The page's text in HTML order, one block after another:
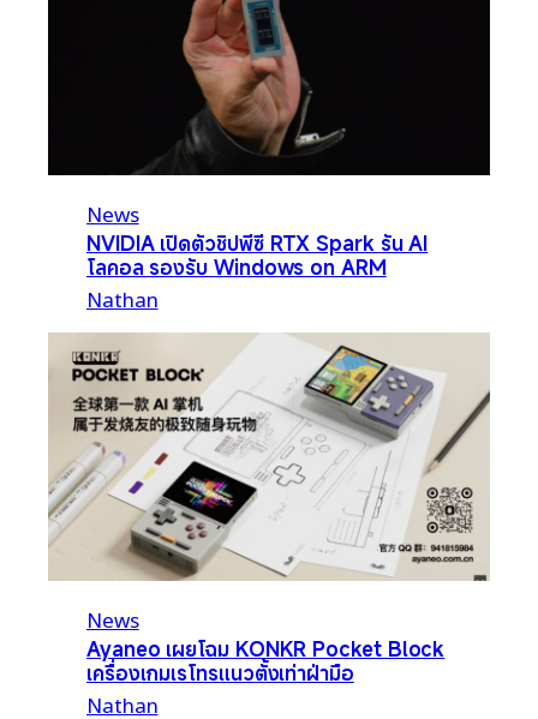
News
NVIDIA เปิดตัวชิปพีซี RTX Spark รัน AI
โลคอล รองรับ Windows on ARM
Nathan
News
Ayaneo เผยโฉม KONKR Pocket Block
เครื่องเกมเรโทรแนวตั้งเท่าฝ่ามือ
Nathan